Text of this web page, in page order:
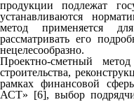
продукции подлежат
устанавливаются
метод применяется
рассматривать его
нецелесообразно.
Проектно-сметный
строительства,
рамках финансовой
АСТ» [6], выбор